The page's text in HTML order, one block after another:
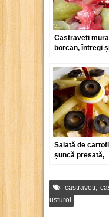
Castraveți
borcan, întregi
Salată de
șuncă presată,
castraveti,
usturoi